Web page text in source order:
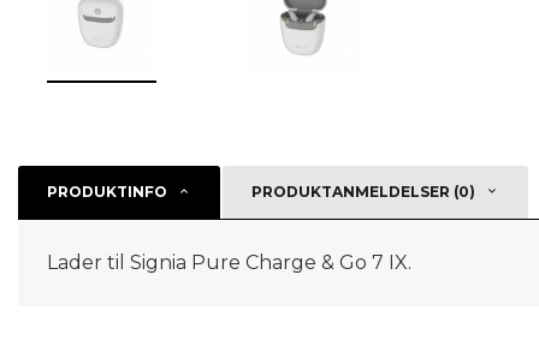
PRODUKTINFO PRODUKTANMELDELSER (0)
Lader til Signia Pure Charge & Go 7 IX.